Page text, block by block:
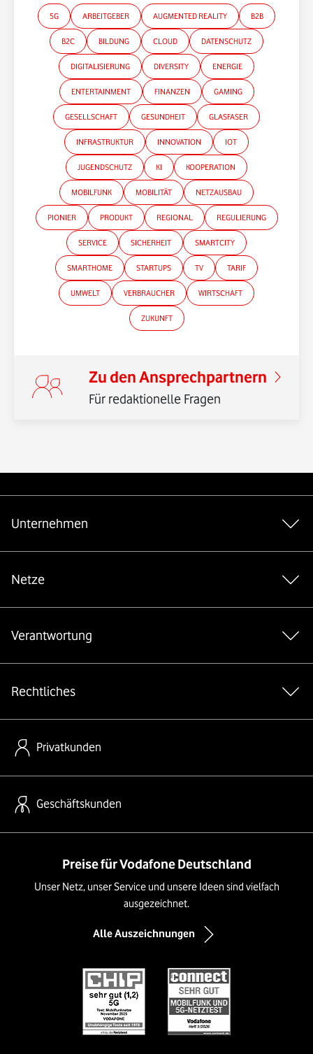
5G ARBEITGEBER AUGMENTED REALITY B2B
B2C BILDUNG CLOUD DATENSCHUTZ
DIGITALISIERUNG DIVERSITY ENERGIE
ENTERTAINMENT FINANZEN GAMING
GESELLSCHAFT GESUNDHEIT GLASFASER
INFRASTRUKTUR INNOVATION IOT
JUGENDSCHUTZ KI KOOPERATION
MOBILFUNK MOBILITÄT NETZAUSBAU
PIONIER PRODUKT REGIONAL REGULIERUNG
SERVICE SICHERHEIT SMARTCITY
SMARTHOME STARTUPS TV TARIF
UMWELT VERBRAUCHER WIRTSCHAFT
ZUKUNFT
Zu den Ansprechpartnern
Für redaktionelle Fragen
Unternehmen
Netze
Verantwortung
Rechtliches
Privatkunden
Geschäftskunden
Preise für Vodafone Deutschland
Unser Netz, unser Service und unsere Ideen sind vielfach
ausgezeichnet.
Alle Auszeichnungen